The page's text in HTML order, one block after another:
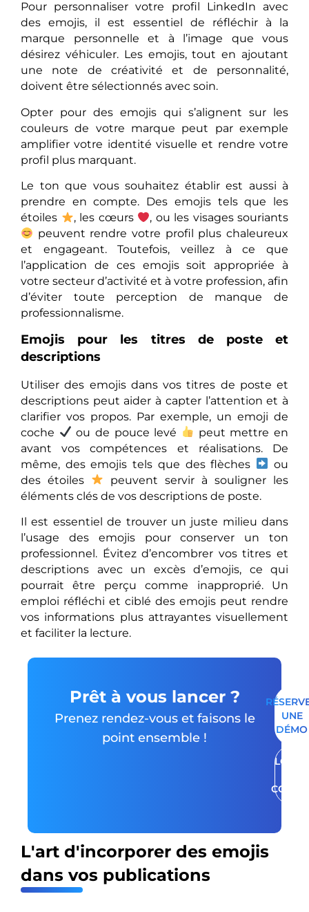
Pour personnaliser votre profil LinkedIn avec
des emojis, il est essentiel de réfléchir à la
marque personnelle et à l’image que vous
désirez véhiculer. Les emojis, tout en ajoutant
une note de créativité et de personnalité,
doivent être sélectionnés avec soin.
Opter pour des emojis qui s’alignent sur les
couleurs de votre marque peut par exemple
amplifier votre identité visuelle et rendre votre
profil plus marquant.
Le ton que vous souhaitez établir est aussi à
prendre en compte. Des emojis tels que les
étoiles
, les cœurs
, ou les visages souriants
peuvent rendre votre profil plus chaleureux
et engageant. Toutefois, veillez à ce que
l’application de ces emojis soit appropriée à
votre secteur d’activité et à votre profession, afin
d’éviter toute perception de manque de
professionnalisme.
Emojis pour les titres de poste et
descriptions
Utiliser des emojis dans vos titres de poste et
descriptions peut aider à capter l’attention et à
clarifier vos propos. Par exemple, un emoji de
coche
ou de pouce levé
peut mettre en
avant vos compétences et réalisations. De
même, des emojis tels que des flèches
ou
des étoiles
peuvent servir à souligner les
éléments clés de vos descriptions de poste.
Il est essentiel de trouver un juste milieu dans
l’usage des emojis pour conserver un ton
professionnel. Évitez d’encombrer vos titres et
descriptions avec un excès d’emojis, ce qui
pourrait être perçu comme inapproprié. Un
emploi réfléchi et ciblé des emojis peut rendre
vos informations plus attrayantes visuellement
et faciliter la lecture.
Prêt à vous lancer ?
Prenez rendez-vous et faisons le
point ensemble !
UNE
DÉMO
LOUER
L'art d'incorporer des emojis
dans vos publications